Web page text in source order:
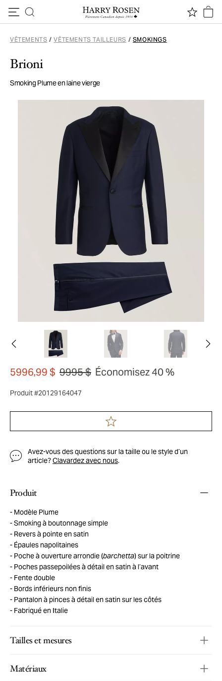
VÊTEMENTS / VÊTEMENTS TAILLEURS / SMOKINGS
Brioni
Smoking Plume en laine vierge
5996,99 $ 9995 $ Économisez 40 %
Produit #20129164047
Avez-vous des questions sur la taille ou le style d’un
article?Clavardez avec nous.
Produit
Modèle Plume
Smoking à boutonnage simple
Revers à pointe en satin
Épaules napolitaines
Poche à ouverture arrondie (barchetta) sur la poitrine
Poches passepoilées à détail en satin à l’avant
Fente double
Bords inférieurs non finis
Pantalon à pinces à détail en satin sur les côtés
Fabriqué en Italie
Tailles et mesures
Matériaux